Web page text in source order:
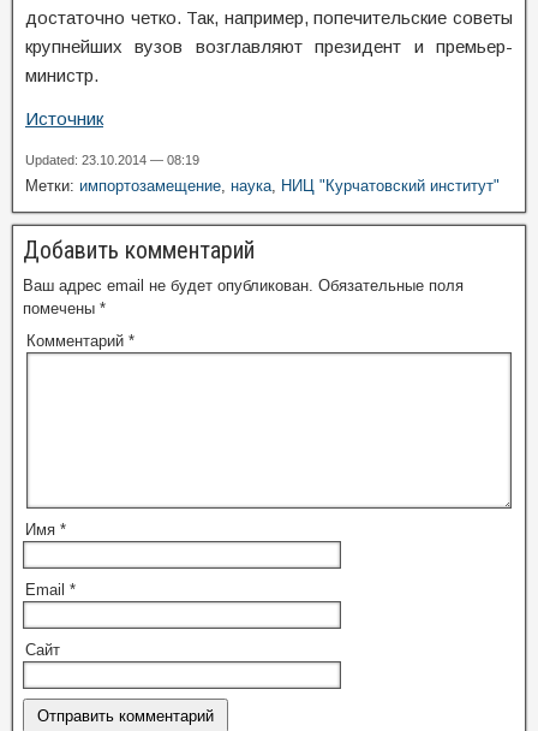
достаточно четко. Так, например, попечительские советы
крупнейших вузов возглавляют президент и премьер-
министр.
Источник
Updated: 23.10.2014 — 08:19
Метки: импортозамещение, наука, НИЦ "Курчатовский институт"
Добавить комментарий
Ваш адрес email не будет опубликован. Обязательные поля
помечены *
Комментарий *
Имя *
Email *
Сайт